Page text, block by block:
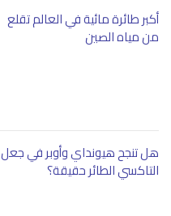
أكبر طائرة مائية في العالم تقلع
من مياه الصين
هل تنجح هيونداي وأوبر في جعل
التاكسي الطائر حقيقة؟